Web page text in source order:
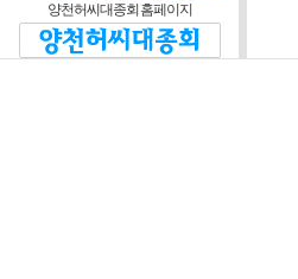
양천허씨대종회 홈페이지